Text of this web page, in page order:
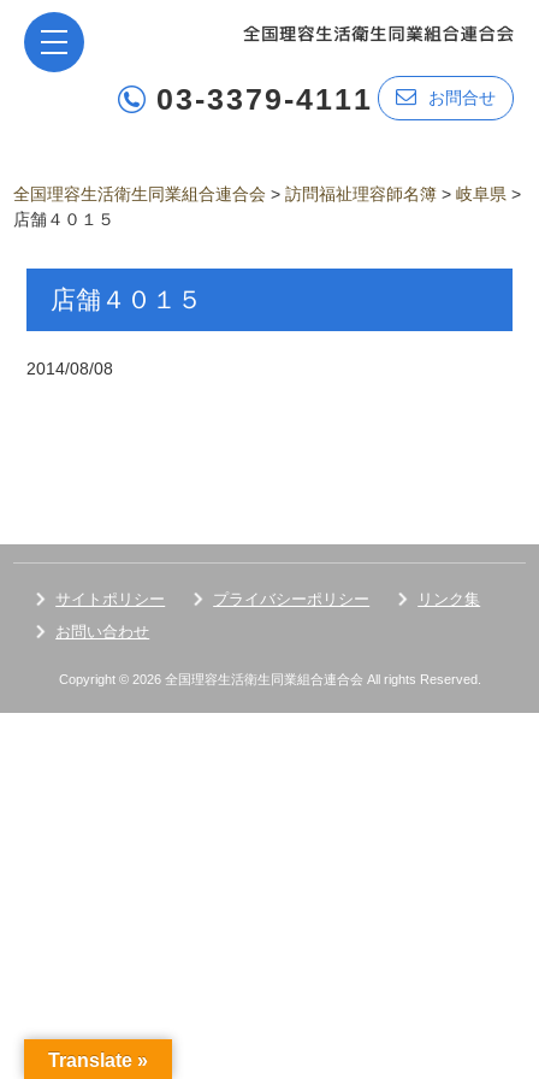
03-3379-4111 お問合せ
全国理容生活衛生同業組合連合会 >訪問福祉理容師名簿 >岐阜県 >
店舗４０１５
店舗４０１５
2014/08/08
サイトポリシー プライバシーポリシー
リンク集
お問い合わせ
Copyright © 2026 全国理容生活衛生同業組合連合会 All rights Reserved.
Translate »